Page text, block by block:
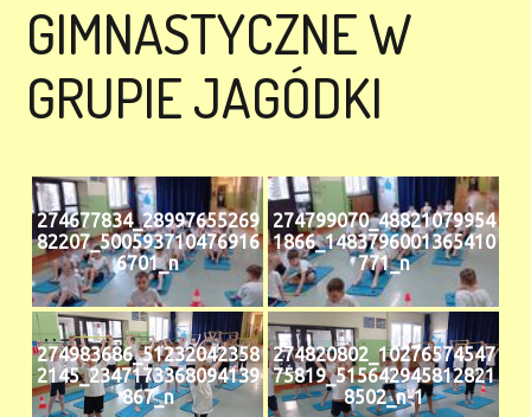
GIMNASTYCZNE W
GRUPIE JAGÓDKI
274677834_28997655269
82207_500593710476916
6701_n
274799070_48821079954
1866_1483796001365410
771_n
274983686_51232042358
2145_2347173368094139
867_n
274820802_10276574547
75819_515642945812821
8502_n-1